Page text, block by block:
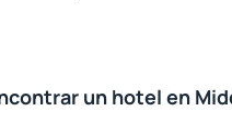
un hotel en